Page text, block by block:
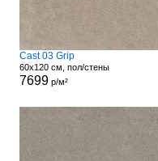
Cast 03 Grip
60x120 см, пол/стены
7699р/м²